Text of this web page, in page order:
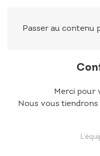
Passer au contenu
Merci pour
Nous vous tiendrons
Panneau de gestion des